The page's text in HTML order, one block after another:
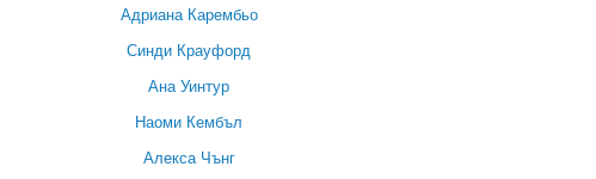
Адриана Карембьо
Синди Крауфорд
Ана Уинтур
Наоми Кембъл
Алекса Чънг